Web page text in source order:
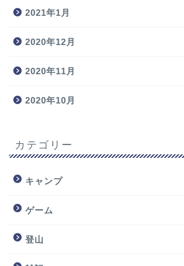
2021年1月
2020年12月
2020年11月
2020年10月
カテゴリー
キャンプ
ゲーム
登山